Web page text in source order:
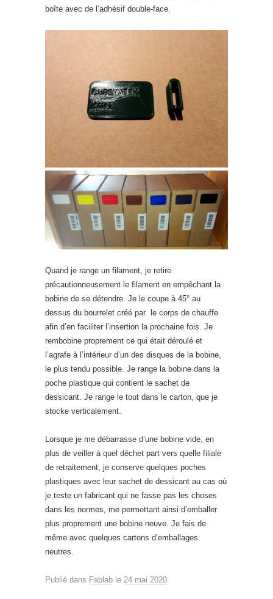
boîte avec de l’adhésif double-face.
Quand je range un filament, je retire
précautionneusement le filament en empêchant la
bobine de se détendre. Je le coupe à 45° au
dessus du bourrelet créé par le corps de chauffe
afin d’en faciliter l’insertion la prochaine fois. Je
rembobine proprement ce qui était déroulé et
l’agrafe à l’intérieur d’un des disques de la bobine,
le plus tendu possible. Je range la bobine dans la
poche plastique qui contient le sachet de
dessicant. Je range le tout dans le carton, que je
stocke verticalement.
Lorsque je me débarrasse d’une bobine vide, en
plus de veiller à quel déchet part vers quelle filiale
de retraitement, je conserve quelques poches
plastiques avec leur sachet de dessicant au cas où
je teste un fabricant qui ne fasse pas les choses
dans les normes, me permettant ainsi d’emballer
plus proprement une bobine neuve. Je fais de
même avec quelques cartons d’emballages
neutres.
Publié dans Fablab le 24 mai 2020